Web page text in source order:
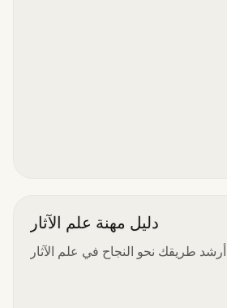
دليل مهنة علم الآثار
أرشد طريقك نحو النجاح في علم الآثار